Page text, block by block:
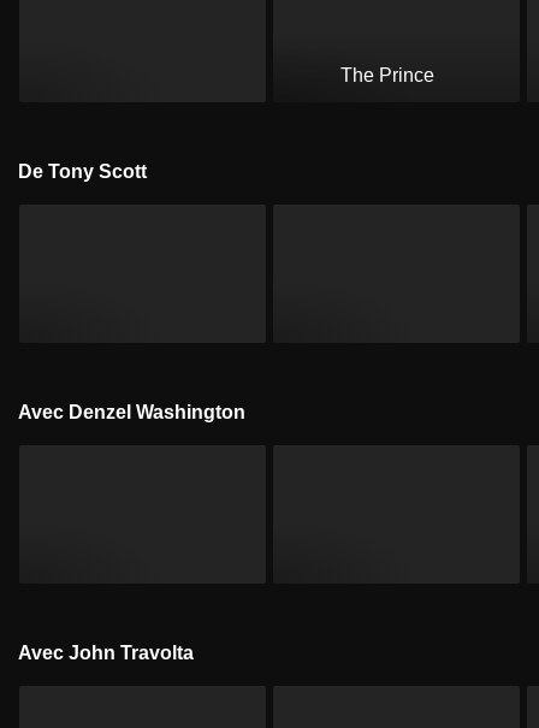
The Prince
De Tony Scott
Avec Denzel Washington
Avec John Travolta